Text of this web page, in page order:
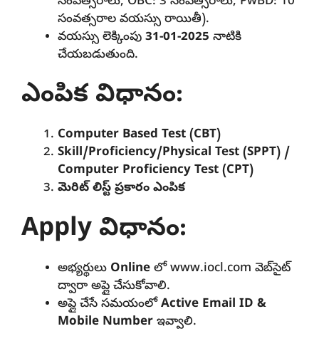
సంవత్సరాల వయస్సు రాయితీ).
వయస్సు లెక్కింపు 31-01-2025 నాటికి
చేయబడుతుంది.
ఎంపిక విధానం:
Computer Based Test (CBT)
Skill/Proficiency/Physical Test (SPPT) /
Computer Proficiency Test (CPT)
మెరిట్ లిస్ట్ ప్రకారం ఎంపిక
Apply విధానం:
అభ్యర్థులు Online లో www.iocl.com వెబ్‌సైట్‌
ద్వారా అప్లై చేసుకోవాలి.
అప్లై చేసే సమయంలోActive Email ID &
Mobile Number ఇవ్వాలి.